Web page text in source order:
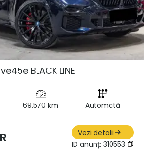
BLACK LINE
69.570 km Automată
Vezi detalii
ID anunț: 310553